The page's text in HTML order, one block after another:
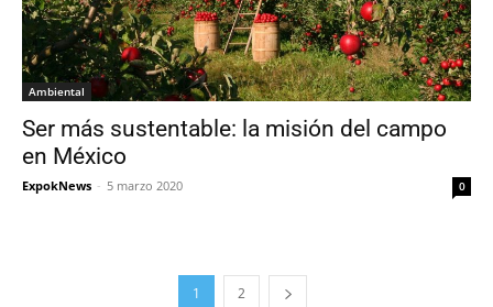
Ambiental
Ser más sustentable: la misión del campo
en México
ExpokNews - 5 marzo 2020 0
1 2